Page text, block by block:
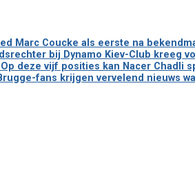
Marc Coucke als eerste na
bij Dynamo Kiev-Club kreeg
deze vijf posities kan Nacer Chadli
fans krijgen vervelend nieuws